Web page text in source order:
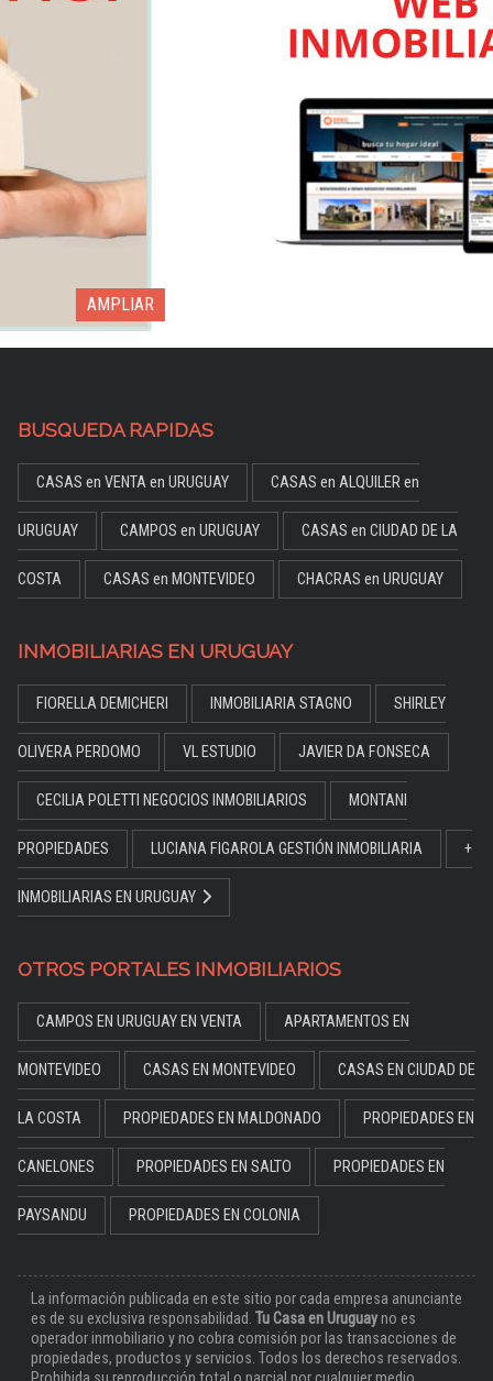
BUSQUEDA RAPIDAS
CASAS en VENTA en URUGUAY CASAS en ALQUILER en
URUGUAY CAMPOS en URUGUAY CASAS en CIUDAD DE LA
COSTA CASAS en MONTEVIDEO CHACRAS en URUGUAY
INMOBILIARIAS EN URUGUAY
FIORELLA DEMICHERI INMOBILIARIA STAGNO SHIRLEY
OLIVERA PERDOMO VL ESTUDIO JAVIER DA FONSECA
CECILIA POLETTI NEGOCIOS INMOBILIARIOS MONTANI
PROPIEDADES LUCIANA FIGAROLA GESTIÓN INMOBILIARIA +
INMOBILIARIAS EN URUGUAY
OTROS PORTALES INMOBILIARIOS
CAMPOS EN URUGUAY EN VENTA APARTAMENTOS EN
MONTEVIDEO CASAS EN MONTEVIDEO CASAS EN CIUDAD DE
LA COSTA PROPIEDADES EN MALDONADO PROPIEDADES EN
CANELONES PROPIEDADES EN SALTO PROPIEDADES EN
PAYSANDU PROPIEDADES EN COLONIA
La información publicada en este sitio por cada empresa anunciante
es de su exclusiva responsabilidad. Tu Casa en Uruguayno es
operador inmobiliario y no cobra comisión por las transacciones de
propiedades, productos y servicios. Todos los derechos reservados.